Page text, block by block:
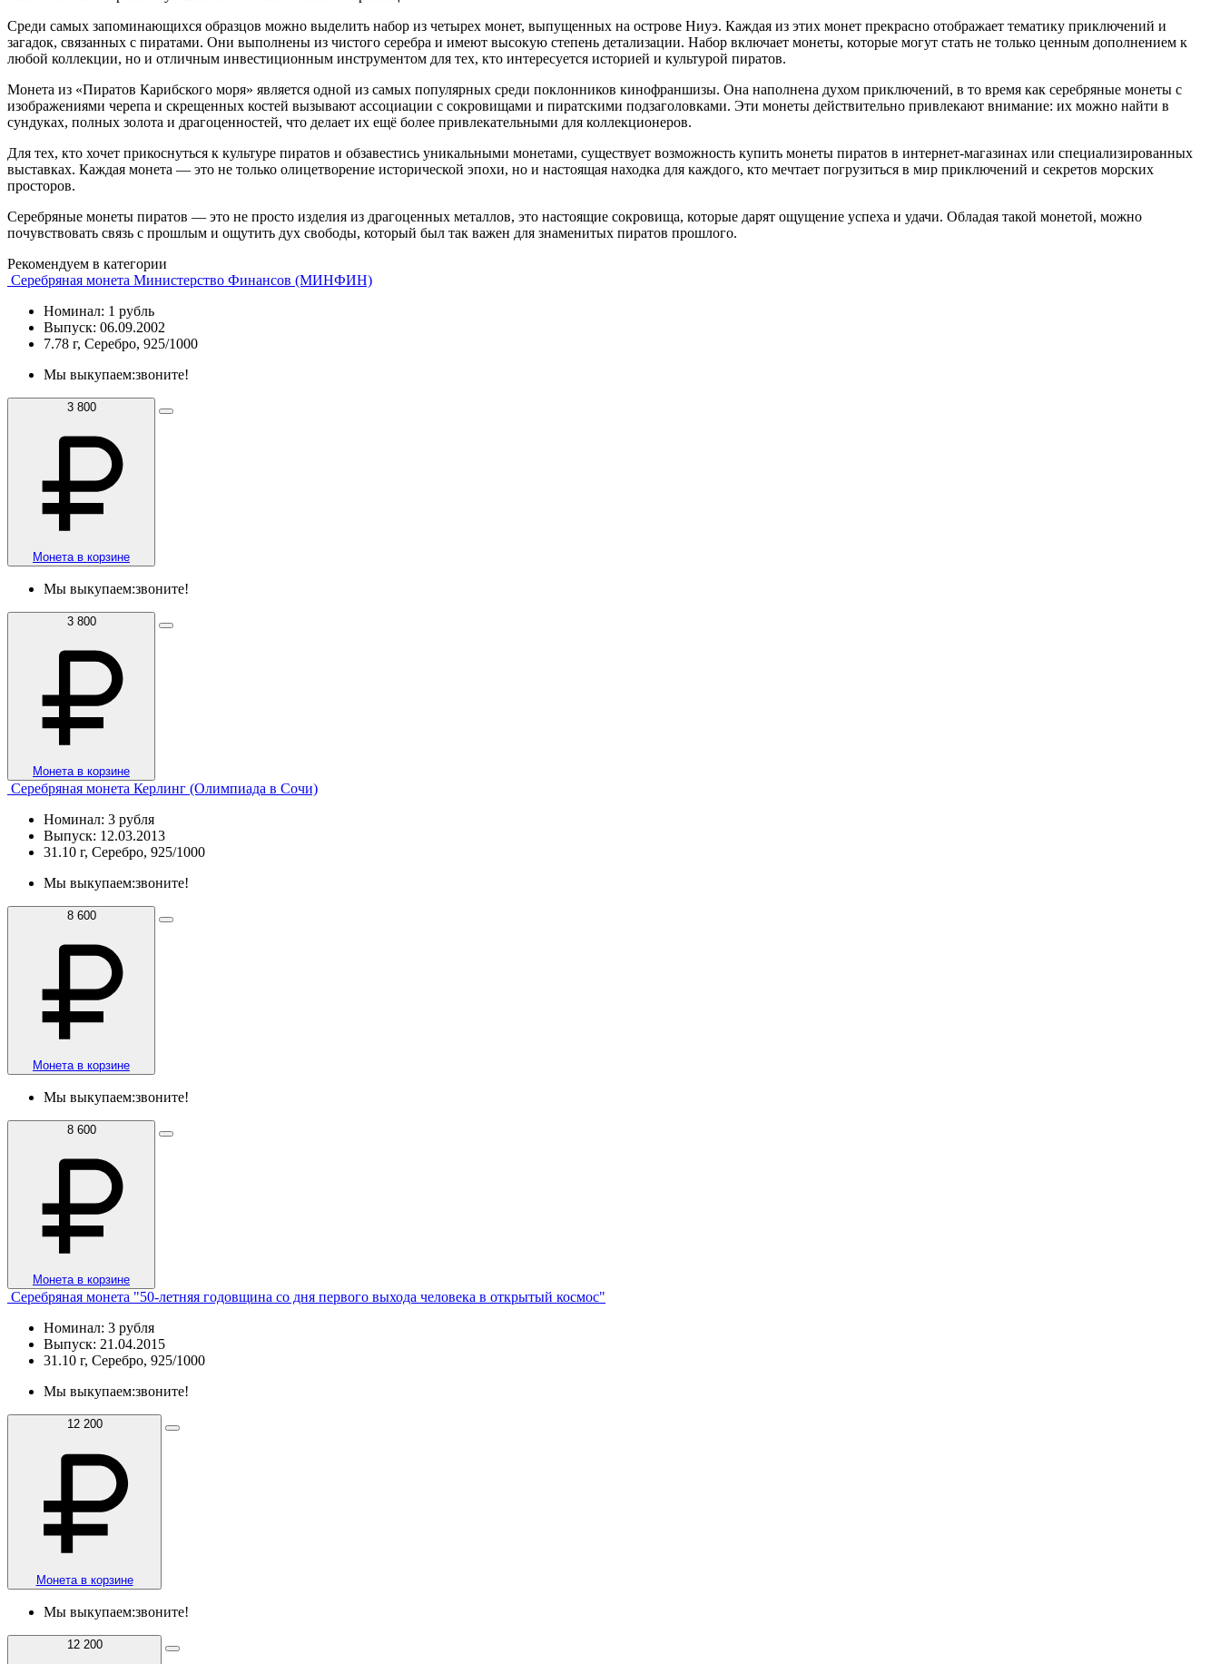
Среди самых запоминающихся образцов можно выделить набор из четырех монет, выпущенных на острове Ниуэ. Каждая из этих монет прекрасно отображает тематику приключений и
загадок, связанных с пиратами. Они выполнены из чистого серебра и имеют высокую степень детализации. Набор включает монеты, которые могут стать не только ценным дополнением к
любой коллекции, но и отличным инвестиционным инструментом для тех, кто интересуется историей и культурой пиратов.
Монета из «Пиратов Карибского моря» является одной из самых популярных среди поклонников кинофраншизы. Она наполнена духом приключений, в то время как серебряные монеты с
изображениями черепа и скрещенных костей вызывают ассоциации с сокровищами и пиратскими подзаголовками. Эти монеты действительно привлекают внимание: их можно найти в
сундуках, полных золота и драгоценностей, что делает их ещё более привлекательными для коллекционеров.
Для тех, кто хочет прикоснуться к культуре пиратов и обзавестись уникальными монетами, существует возможность купить монеты пиратов в интернет-магазинах или специализированных
выставках. Каждая монета — это не только олицетворение исторической эпохи, но и настоящая находка для каждого, кто мечтает погрузиться в мир приключений и секретов морских
просторов.
Серебряные монеты пиратов — это не просто изделия из драгоценных металлов, это настоящие сокровища, которые дарят ощущение успеха и удачи. Обладая такой монетой, можно
почувствовать связь с прошлым и ощутить дух свободы, который был так важен для знаменитых пиратов прошлого.
Рекомендуем в категории
Серебряная монета Министерство Финансов (МИНФИН)
Номинал: 1 рубль
Выпуск: 06.09.2002
7.78 г, Серебро, 925/1000
Мы выкупаем:звоните!
3 800
Монета в корзине
Мы выкупаем:звоните!
3 800
Монета в корзине
Серебряная монета Керлинг (Олимпиада в Сочи)
Номинал: 3 рубля
Выпуск: 12.03.2013
31.10 г, Серебро, 925/1000
Мы выкупаем:звоните!
8 600
Монета в корзине
Мы выкупаем:звоните!
8 600
Монета в корзине
Серебряная монета "50-летняя годовщина со дня первого выхода человека в открытый космос"
Номинал: 3 рубля
Выпуск: 21.04.2015
31.10 г, Серебро, 925/1000
Мы выкупаем:звоните!
12 200
Монета в корзине
Мы выкупаем:звоните!
12 200